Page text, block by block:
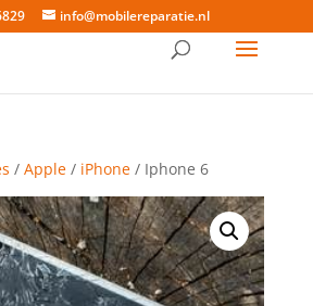
info@mobilereparatie.nl
/ Apple/ iPhone/ Iphone 6